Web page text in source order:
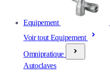
Equipement
Voir tout Equipement
Omnipratique
Autoclaves